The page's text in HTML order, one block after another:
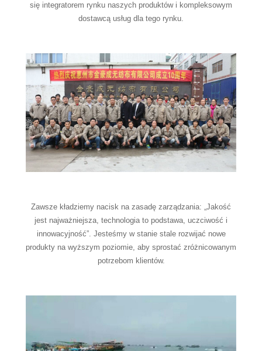
się integratorem rynku naszych produktów i kompleksowym
dostawcą usług dla tego rynku.
Zawsze kładziemy nacisk na zasadę zarządzania: „Jakość
jest najważniejsza, technologia to podstawa, uczciwość i
innowacyjność”. Jesteśmy w stanie stale rozwijać nowe
produkty na wyższym poziomie, aby sprostać zróżnicowanym
potrzebom klientów.